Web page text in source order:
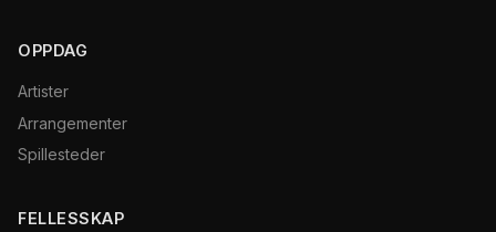
OPPDAG
Artister
Arrangementer
Spillesteder
FELLESSKAP